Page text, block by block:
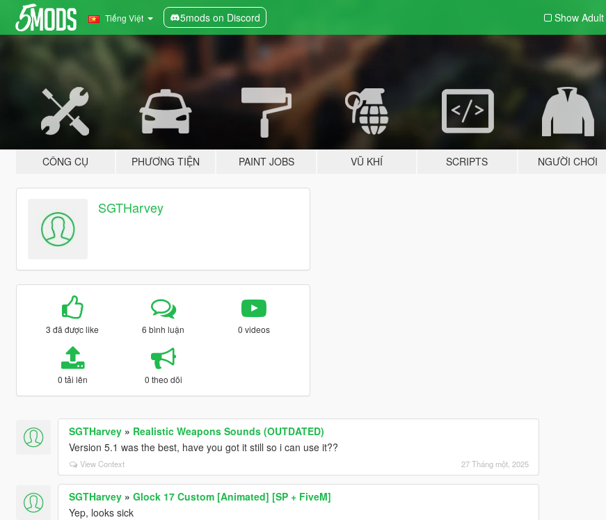
Tiếng Việt 5mods on Discord Show Adult
CÔNG CỤ PHƯƠNG TIỆN PAINT JOBS VŨ KHÍ SCRIPTS NGƯỜI CHƠI
SGTHarvey
3 đã được like 6 bình luận 0 videos
0 tải lên 0 theo dõi
SGTHarvey» Realistic Weapons Sounds (OUTDATED)
Version 5.1 was the best, have you got it still so i can use it??
View Context 27 Tháng một, 2025
SGTHarvey» Glock 17 Custom [Animated] [SP + FiveM]
Yep, looks sick